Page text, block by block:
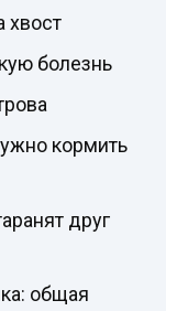
хвост
болезнь
кормить
друг
общая